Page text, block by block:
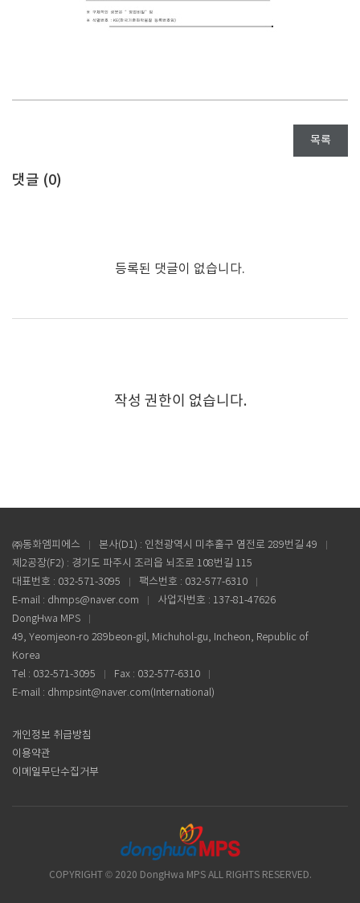
목록
댓글 (0)
등록된 댓글이 없습니다.
작성 권한이 없습니다.
㈜동화엠피에스
본사(D1) : 인천광역시 미추홀구 염전로 289번길 49
제2공장(F2) : 경기도 파주시 조리읍 뇌조로 108번길 115
대표번호 : 032-571-3095
팩스번호 : 032-577-6310
E-mail : dhmps@naver.com
사업자번호 : 137-81-47626
DongHwa MPS
49, Yeomjeon-ro 289beon-gil, Michuhol-gu, Incheon, Republic of
Korea
Tel : 032-571-3095
Fax : 032-577-6310
E-mail : dhmpsint@naver.com(International)
개인정보 취급방침
이용약관
이메일무단수집거부
COPYRIGHT © 2020 DongHwa MPS ALL RIGHTS RESERVED.